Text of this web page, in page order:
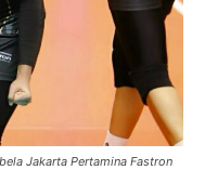
Jakarta Pertamina Fastron